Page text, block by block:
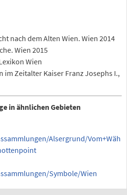
nach dem Alten Wien. Wien 2014
Wien 2015
Wien
im Zeitalter Kaiser Franz Josephs I.,
in ähnlichen Gebieten
Alsergrund/Vom+Wäh
Symbole/Wien